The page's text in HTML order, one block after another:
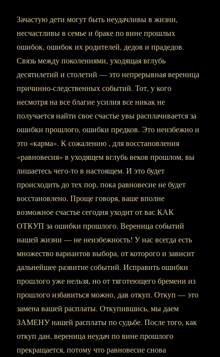
Зачастую дети могут быть неудачливы в жизни,
несчастливы в семье и браке по вине прошлых
ошибок, ошибок их родителей, дедов и прадедов.
Связь между поколениями, уходящая вглубь
десятилетий и столетий — это непрерывная вереница
причинно-следственных событий. Тот, у кого
несмотря на все благие усилия все никак не
получается найти свое счастье увы расплачивается за
ошибки прошлого, ошибки предков. Это неизбежно и
это «карма». К сожалению , для восстановления
«равновесия» в уходящем вглубь веков прошлом, вы
лишаетесь чего-то в настоящем. И это будет
происходить до тех пор, пока равновесие не будет
восстановлено. Проще говоря, ваше вполне
возможное счастье сегодня уходит от вас КАК
ОТКУП за ошибки прошлого. Вереница событий
нашей жизни — не неизбежность! У нас всегда есть
множество вариантов выбора, от которого и зависит
дальнейшее развитие событий. Исправить ошибки
прошлого уже нельзя, но от тяготеющего бремени из
прошлого избавиться можно, дав откуп. Откуп — это
замена вашей расплаты. Откупившись, мы даем
ЗАМЕНУ нашей расплаты по судьбе. После того, как
откуп дан, вереница неудач по вине прошлого
прекращается, потому что равновесие снова